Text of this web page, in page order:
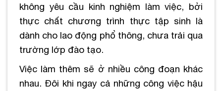
không yêu cầu kinh nghiệm làm việc, bởi
thực chất chương trình thực tập sinh là
dành cho lao động phổ thông, chưa trải qua
trường lớp đào tạo.
Việc làm thêm sẽ ở nhiều công đoạn khác
nhau. Đôi khi ngay cả những công việc hậu